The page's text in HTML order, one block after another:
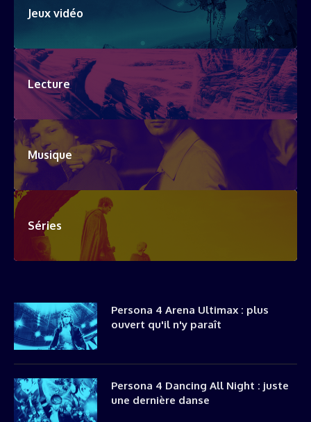
Jeux vidéo
Lecture
Musique
Séries
Persona 4 Arena Ultimax : plus
ouvert qu'il n'y paraît
Persona 4 Dancing All Night : juste
une dernière danse